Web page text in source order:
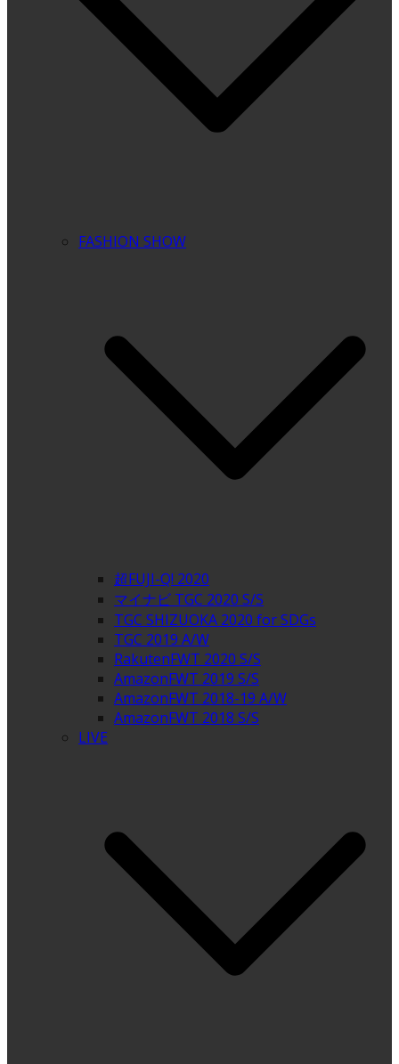
FASHION SHOW
超FUJI-Q! 2020
マイナビ TGC 2020 S/S
TGC SHIZUOKA 2020 for SDGs
TGC 2019 A/W
RakutenFWT 2020 S/S
AmazonFWT 2019 S/S
AmazonFWT 2018-19 A/W
AmazonFWT 2018 S/S
LIVE